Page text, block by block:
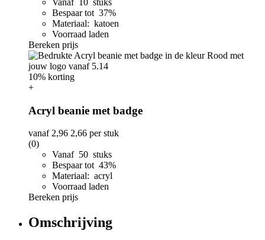
Vanaf 10 stuks
Bespaar tot 37%
Materiaal: katoen
Voorraad laden
Bereken prijs
10% korting
+
Acryl beanie met badge
vanaf2,96 2,66 per stuk
(0)
Vanaf 50 stuks
Bespaar tot 43%
Materiaal: acryl
Voorraad laden
Bereken prijs
Omschrijving